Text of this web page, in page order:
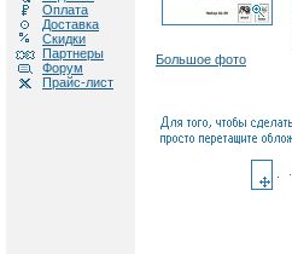
Оплата
Доставка
Скидки
Партнеры
Форум
Прайс-лист
Большое фото